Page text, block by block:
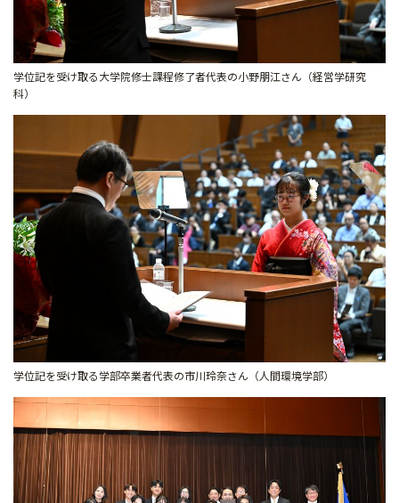
学位記を受け取る大学院修士課程修了者代表の小野朋江さん（経営学研究
科）
学位記を受け取る学部卒業者代表の市川玲奈さん（人間環境学部）